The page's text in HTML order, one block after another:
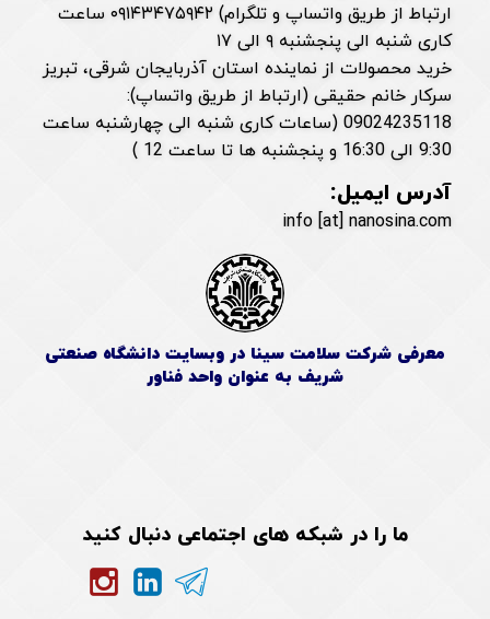
ارتباط از طریق واتساپ و تلگرام) ۰۹۱۴۳۴۷۵۹۴۲ ساعت
کاری شنبه الی پنجشنبه ۹ الی ۱۷
خرید محصولات از نماینده استان آذربایجان شرقی، تبریز
سرکار خانم حقیقی (ارتباط از طریق واتساپ):
09024235118 (ساعات کاری شنبه الی چهارشنبه ساعت
9:30 الی 16:30 و پنجشنبه ها تا ساعت 12 )
آدرس ایمیل:
info [at] nanosina.com
معرفی شرکت سلامت سینا در وبسایت دانشگاه صنعتی
شریف به عنوان واحد فناور
ما را در شبکه های اجتماعی دنبال کنید